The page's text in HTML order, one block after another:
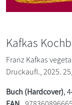
Kafkas
Franz Kafkas
Druckaufl., 2025.
Buch (Hardcover),